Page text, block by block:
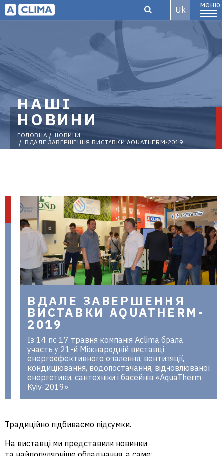
дистриб'ютор
кліматичного
обладнання
Uk
меню
НАШІ
НОВИНИ
ГОЛОВНА
НОВИНИ
ВДАЛЕ ЗАВЕРШЕННЯ ВИСТАВКИ AQUATHERM-2019
ВДАЛЕ ЗАВЕРШЕННЯ
ВИСТАВКИ AQUATHERM-
2019
Із 14 по 17 травня компанія Aclima брала
участь у 21-й Міжнародній виставці
енергоефективного опалення, вентиляції,
кондиціювання, водопостачання, відновлюваної
енергетики, сантехніки і басейнів «AquaTherm
Kyiv-2019».
Традиційно підбиваємо підсумки.
На виставці ми представили новинки
та найпопулярніше обладнання, а саме: